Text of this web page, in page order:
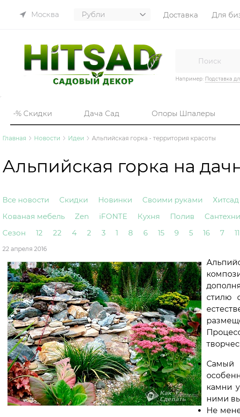
Москва Доставка Для
Например: Подставка
-% Скидки Дача Сад Опоры Шпалеры
Главная Новости Идеи Альпийская горка - территория красоты
Альпийская горка на
Все новости Скидки Новинки Своими руками Хитсад
Кованая мебель
Zen iFONTE Кухня Полив
Сезон
12 22 4 2 3 1 8 6 15 9 5 16 7 11
22 апреля 2016
стилю
Самый
камни
ними
Не